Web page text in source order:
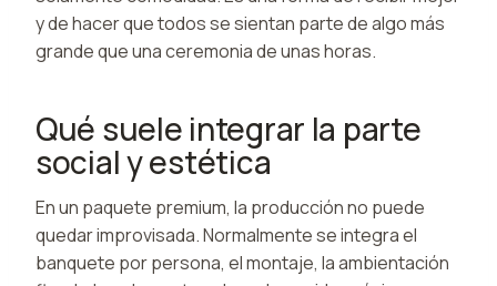
y de hacer que todos se sientan parte de algo más
grande que una ceremonia de unas horas.
Qué suele integrar la parte
social y estética
En un paquete premium, la producción no puede
quedar improvisada. Normalmente se integra el
banquete por persona, el montaje, la ambientación